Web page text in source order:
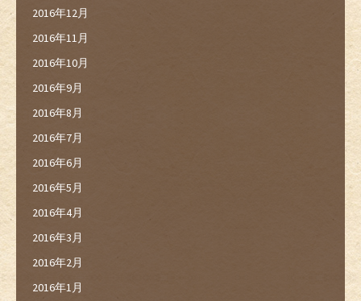
2016年12月
2016年11月
2016年10月
2016年9月
2016年8月
2016年7月
2016年6月
2016年5月
2016年4月
2016年3月
2016年2月
2016年1月